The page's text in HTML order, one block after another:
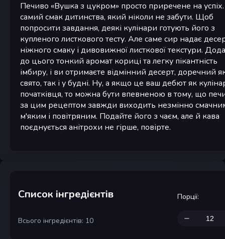
Печиво «Вушка з цукром» просто приречене на
самий смак дитинства, який ніколи не забути. Щоб
попросити завдання, деякі кулінари готують його з
купленого листкового тесту. Але саме сир надає
ніжного смаку і дивовижної листкової текстури.
до цього тонкий аромат кориці та легку пікантність
імбиру, і ви отримаєте відмінний десерт, доречний
свято, так і у будні. Ну, а якщо це ваш дебют як
початківця, то можна бути впевненою в тому, що
за цим рецептом завжди виходить незмінно
м'яким і повітряним. Подайте його з чаєм, але й кава
поєднується анітрохи не гірше, повірте.
Список інгредієнтів
Всього інгредієнтів: 10
Порції: